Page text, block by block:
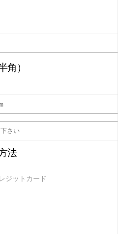
角）
法
ジットカード